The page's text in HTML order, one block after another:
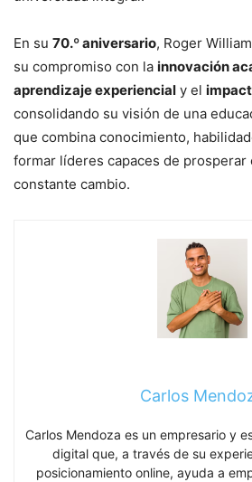
En su 70.º aniversario, Roger
su compromiso con la innovación
aprendizaje experiencial y el
consolidando su visión de una
que combina conocimiento,
formar líderes capaces de prosperar
constante cambio.
Carlos
Carlos Mendoza es un empresario y
digital que, a través de su
posicionamiento online, ayuda a